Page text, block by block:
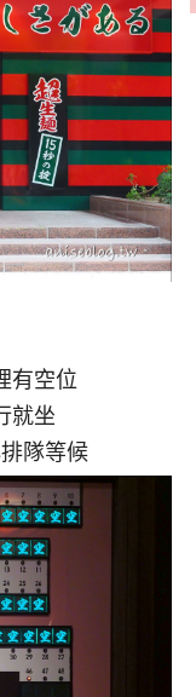
有空位
就坐
隊等候